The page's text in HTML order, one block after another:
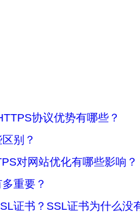
协议优势有哪些？
别？
对网站优化有哪些影响？
重要？
证书？SSL证书为什么没